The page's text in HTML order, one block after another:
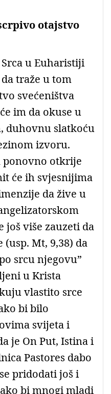
otajstvo
u Euharistiji
traže u tom
svećeništva
im da okuse u
duhovnu slatkoću
izvoru.
ponovno otkrije
će ih svjesnijima
da žive u
još više zauzeti da
Mt, 9,38) da
srcu njegovu”
u Krista
vlastito srce
bi bilo
svijeta i
je On Put, Istina i
Pastores dabo
pridodati još i
bi mnogi mladi